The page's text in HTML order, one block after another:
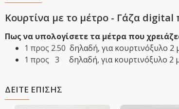
Κουρτίνα με το μέτρο - Γάζα digital
Πως να υπολογίσετε τα μέτρα που
1 προς 2.50 δηλαδή, ​για κουρτινόξυλο 2
1 προς 3 δηλαδή,​ για κουρτινόξυλο 2
ΔΕΙΤΕ ΕΠΙΣΗΣ